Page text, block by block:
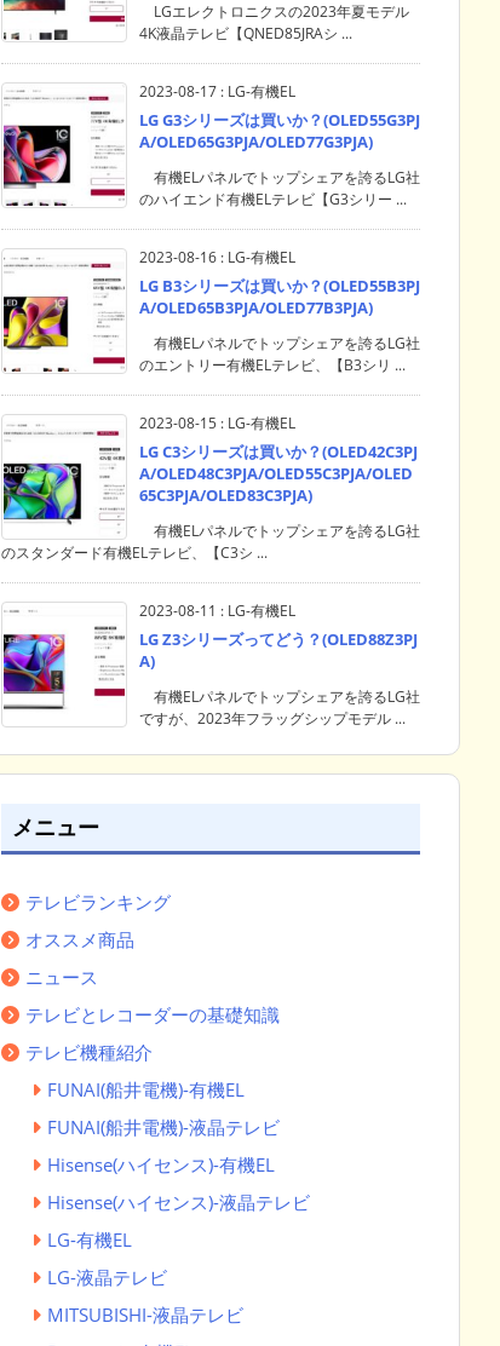
LGエレクトロニクスの2023年夏モデル
4K液晶テレビ【QNED85JRAシ ...
2023-08-17 : LG-有機EL
LG G3シリーズは買いか？(OLED55G3PJ
A/OLED65G3PJA/OLED77G3PJA)
有機ELパネルでトップシェアを誇るLG社
のハイエンド有機ELテレビ【G3シリー ...
2023-08-16 : LG-有機EL
LG B3シリーズは買いか？(OLED55B3PJ
A/OLED65B3PJA/OLED77B3PJA)
有機ELパネルでトップシェアを誇るLG社
のエントリー有機ELテレビ、【B3シリ ...
2023-08-15 : LG-有機EL
LG C3シリーズは買いか？(OLED42C3PJ
A/OLED48C3PJA/OLED55C3PJA/OLED
65C3PJA/OLED83C3PJA)
有機ELパネルでトップシェアを誇るLG社
のスタンダード有機ELテレビ、【C3シ ...
2023-08-11 : LG-有機EL
LG Z3シリーズってどう？(OLED88Z3PJ
A)
有機ELパネルでトップシェアを誇るLG社
ですが、2023年フラッグシップモデル ...
メニュー
テレビランキング
オススメ商品
ニュース
テレビとレコーダーの基礎知識
テレビ機種紹介
FUNAI(船井電機)-有機EL
FUNAI(船井電機)-液晶テレビ
Hisense(ハイセンス)-有機EL
Hisense(ハイセンス)-液晶テレビ
LG-有機EL
LG-液晶テレビ
MITSUBISHI-液晶テレビ